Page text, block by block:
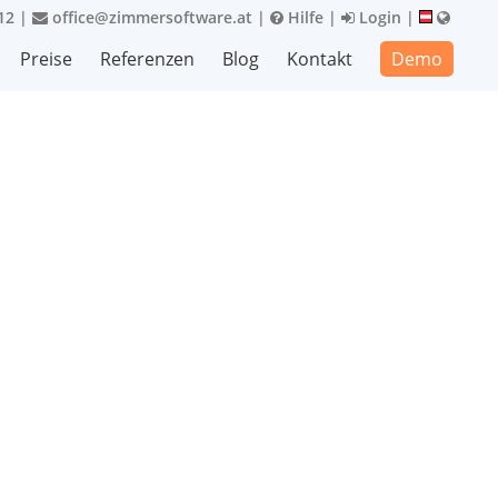
| office@zimmersoftware.at | Hilfe | Login |
Preise Referenzen Blog Kontakt Demo